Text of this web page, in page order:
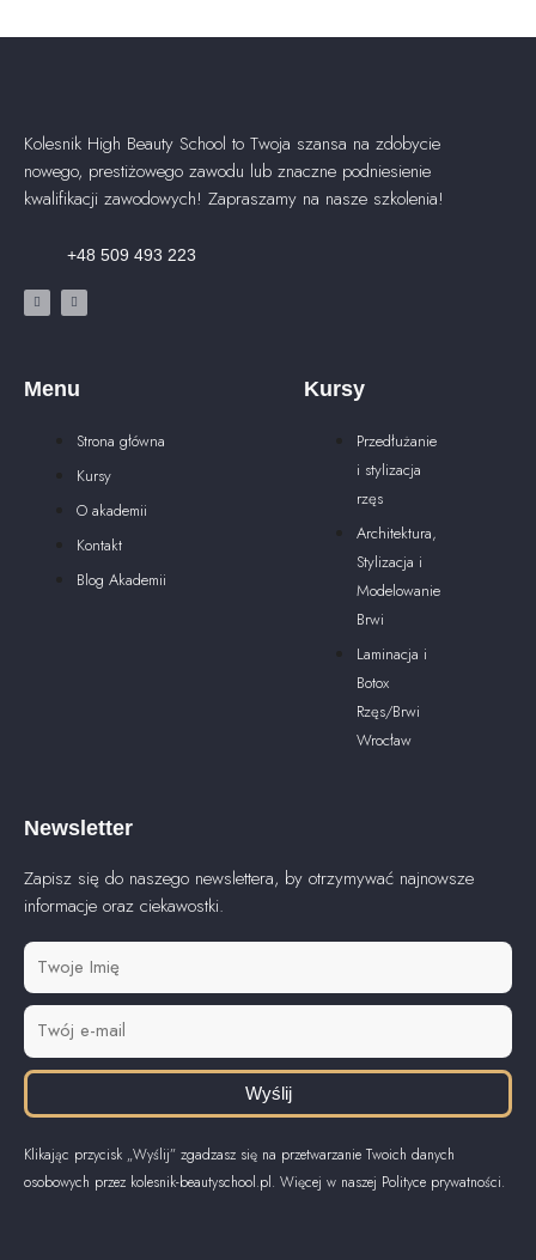
Kolesnik High Beauty School to Twoja szansa na zdobycie
nowego, prestiżowego zawodu lub znaczne podniesienie
kwalifikacji zawodowych! Zapraszamy na nasze szkolenia!
+48 509 493 223
Menu
Strona główna
Kursy
O akademii
Kontakt
Blog Akademii
Kursy
Przedłużanie
i stylizacja
rzęs
Architektura,
Stylizacja i
Modelowanie
Brwi
Laminacja i
Botox
Rzęs/Brwi
Wrocław
Newsletter
Zapisz się do naszego newslettera, by otrzymywać najnowsze
informacje oraz ciekawostki.
Wyślij
Klikając przycisk „Wyślij” zgadzasz się na przetwarzanie Twoich danych
osobowych przez kolesnik-beautyschool.pl. Więcej w naszej Polityce prywatności.